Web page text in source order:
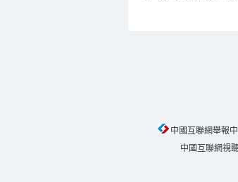
中國互聯網舉報
中國互聯網視